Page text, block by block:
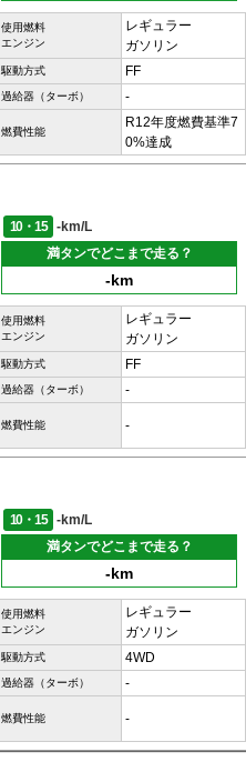
使用燃料
エンジン
レギュラー
ガソリン
駆動方式 FF
過給器（ターボ） -
燃費性能
R12年度燃費基準7
0%達成
10・15
-km/L
満タンでどこまで走る？
-km
使用燃料
エンジン
レギュラー
ガソリン
駆動方式 FF
過給器（ターボ） -
燃費性能 -
10・15
-km/L
満タンでどこまで走る？
-km
使用燃料
エンジン
レギュラー
ガソリン
駆動方式 4WD
過給器（ターボ） -
燃費性能 -